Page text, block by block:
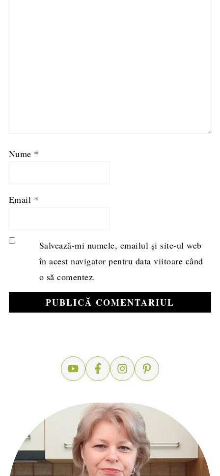
Nume *
Email *
Salvează-mi numele, emailul și site-ul web
în acest navigator pentru data viitoare când
o să comentez.